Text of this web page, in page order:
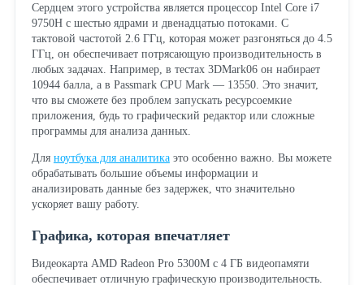
Сердцем этого устройства является процессор Intel Core i7
9750H с шестью ядрами и двенадцатью потоками. С
тактовой частотой 2.6 ГГц, которая может разгоняться до 4.5
ГГц, он обеспечивает потрясающую производительность в
любых задачах. Например, в тестах 3DMark06 он набирает
10944 балла, а в Passmark CPU Mark — 13550. Это значит,
что вы сможете без проблем запускать ресурсоемкие
приложения, будь то графический редактор или сложные
программы для анализа данных.
Для ноутбука для аналитикаэто особенно важно. Вы можете
обрабатывать большие объемы информации и
анализировать данные без задержек, что значительно
ускоряет вашу работу.
Графика, которая впечатляет
Видеокарта AMD Radeon Pro 5300M с 4 ГБ видеопамяти
обеспечивает отличную графическую производительность.